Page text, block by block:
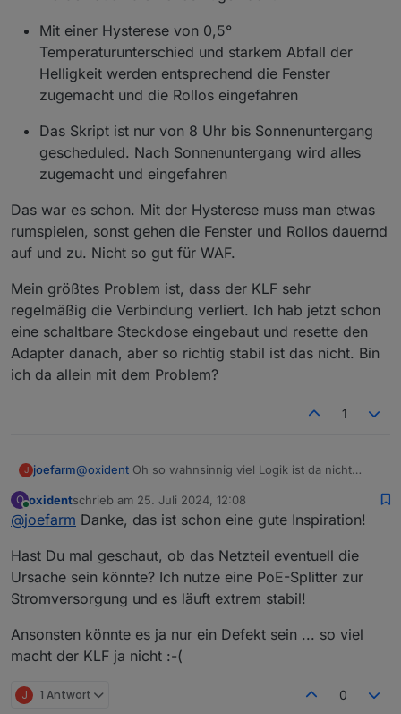
Mit einer Hysterese von 0,5°
Temperaturunterschied und starkem Abfall der
Helligkeit werden entsprechend die Fenster
zugemacht und die Rollos eingefahren
Das Skript ist nur von 8 Uhr bis Sonnenuntergang
gescheduled. Nach Sonnenuntergang wird alles
zugemacht und eingefahren
Das war es schon. Mit der Hysterese muss man etwas
rumspielen, sonst gehen die Fenster und Rollos dauernd
auf und zu. Nicht so gut für WAF.
Mein größtes Problem ist, dass der KLF sehr
regelmäßig die Verbindung verliert. Ich hab jetzt schon
eine schaltbare Steckdose eingebaut und resette den
Adapter danach, aber so richtig stabil ist das nicht. Bin
ich da allein mit dem Problem?
1
J joefarm@oxident Oh so wahnsinnig viel Logik ist da nicht
Schwelle für Temperatur und Helligkeit lässt sich
über Vis einstellen
Bei Überschreiten der Schwelle für Temperatur
werden die Fenster geöffnet (Wert auch über Vis
einstellbar)
werden auch die Rollos zugemacht
Mit einer Hysterese von 0,5°
Helligkeit werden entsprechend die Fenster
Das war es schon. Mit der Hysterese muss man etwas
dauernd auf und zu. Nicht so gut für WAF.
Mein größtes Problem ist, dass der KLF sehr
regelmäßig die Verbindung verliert. Ich hab jetzt schon
eine schaltbare Steckdose eingebaut und resette den
Adapter danach, aber so richtig stabil ist das nicht. Bin
O
Online
oxidentschrieb am 25. Juli 2024, 12:08
zuletzt editiert von
@joefarm Danke, das ist schon eine gute Inspiration!
Hast Du mal geschaut, ob das Netzteil eventuell die
Ursache sein könnte? Ich nutze eine PoE-Splitter zur
Stromversorgung und es läuft extrem stabil!
Ansonsten könnte es ja nur ein Defekt sein ... so viel
macht der KLF ja nicht :-(
J 1 Antwort 0